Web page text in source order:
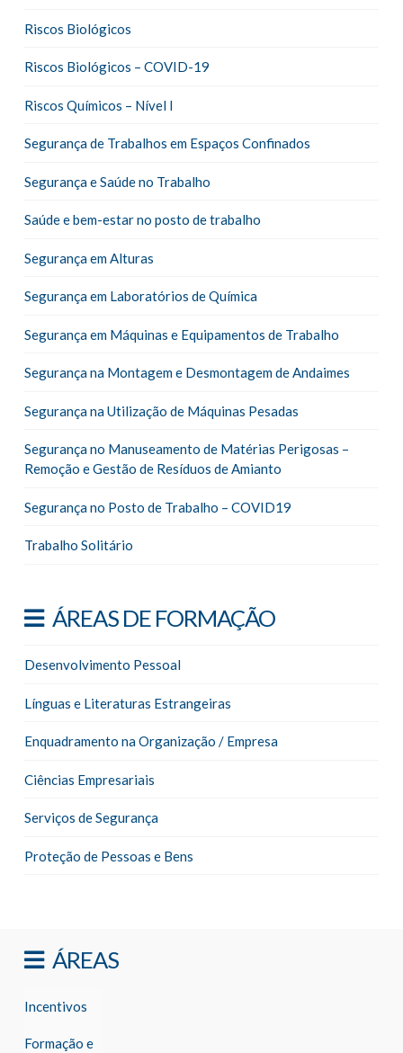
Riscos Biológicos
Riscos Biológicos – COVID-19
Riscos Químicos – Nível I
Segurança de Trabalhos em Espaços Confinados
Segurança e Saúde no Trabalho
Saúde e bem-estar no posto de trabalho
Segurança em Alturas
Segurança em Laboratórios de Química
Segurança em Máquinas e Equipamentos de Trabalho
Segurança na Montagem e Desmontagem de Andaimes
Segurança na Utilização de Máquinas Pesadas
Segurança no Manuseamento de Matérias Perigosas –
Remoção e Gestão de Resíduos de Amianto
Segurança no Posto de Trabalho – COVID19
Trabalho Solitário
ÁREAS DE FORMAÇÃO
Desenvolvimento Pessoal
Línguas e Literaturas Estrangeiras
Enquadramento na Organização / Empresa
Ciências Empresariais
Serviços de Segurança
Proteção de Pessoas e Bens
ÁREAS
Incentivos
Formação e